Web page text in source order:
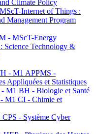
Climate Policy
Internet of Things :
Management Program
- MScT-Energy
Science Technology &
- M1 APPMS -
Appliquées et Statistiques
M1 BH - Biologie et Santé
M1 CI - Chimie et
- Système Cyber